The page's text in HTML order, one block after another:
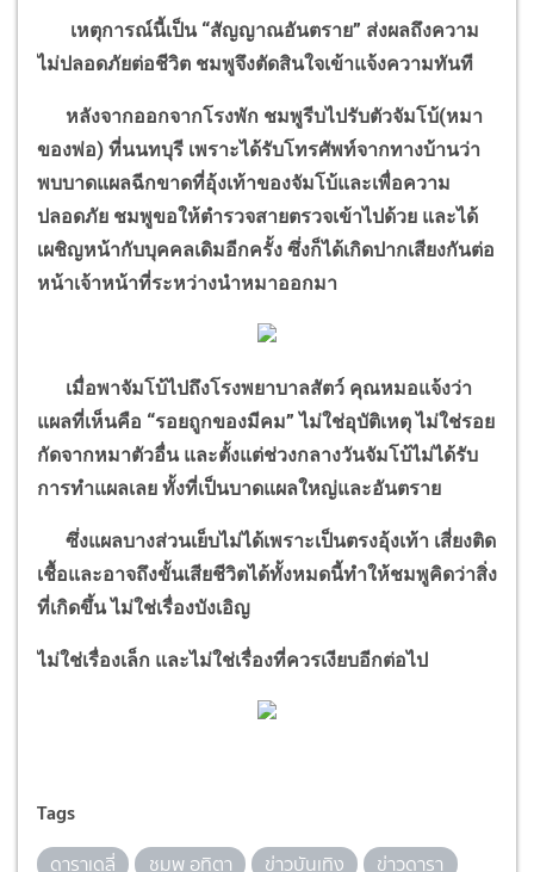
เหตุการณ์นี้เป็น “สัญญาณอันตราย” ส่งผลถึงความ
ไม่ปลอดภัยต่อชีวิต ชมพูจึงตัดสินใจเข้าแจ้งความทันที
หลังจากออกจากโรงพัก ชมพูรีบไปรับตัวจัมโบ้(หมา
ของพ่อ) ที่นนทบุรี เพราะได้รับโทรศัพท์จากทางบ้านว่า
พบบาดแผลฉีกขาดที่อุ้งเท้าของจัมโบ้และเพื่อความ
ปลอดภัย ชมพูขอให้ตำรวจสายตรวจเข้าไปด้วย และได้
เผชิญหน้ากับบุคคลเดิมอีกครั้ง ซึ่งก็ได้เกิดปากเสียงกันต่อ
หน้าเจ้าหน้าที่ระหว่างนำหมาออกมา
เมื่อพาจัมโบ้ไปถึงโรงพยาบาลสัตว์ คุณหมอแจ้งว่า
แผลที่เห็นคือ “รอยถูกของมีคม”ไม่ใช่อุบัติเหตุ ไม่ใช่รอย
กัดจากหมาตัวอื่น และตั้งแต่ช่วงกลางวันจัมโบ้ไม่ได้รับ
การทำแผลเลย ทั้งที่เป็นบาดแผลใหญ่และอันตราย
ซึ่งแผลบางส่วนเย็บไม่ได้เพราะเป็นตรงอุ้งเท้า เสี่ยงติด
เชื้อและอาจถึงขั้นเสียชีวิตได้ทั้งหมดนี้ทำให้ชมพูคิดว่าสิ่ง
ที่เกิดขึ้น ไม่ใช่เรื่องบังเอิญ
ไม่ใช่เรื่องเล็ก และไม่ใช่เรื่องที่ควรเงียบอีกต่อไป
Tags
ดาราเดลี่ ชมพู อทิตา ข่าวบันเทิง ข่าวดารา